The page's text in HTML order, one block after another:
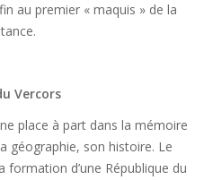
au premier « maquis » de la
Vercors
place à part dans la mémoire
géographie, son histoire. Le
d’une République du